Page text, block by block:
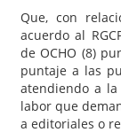
Que, con
acuerdo al
de OCHO (8)
puntaje a las
atendiendo a
labor que
a editoriales o